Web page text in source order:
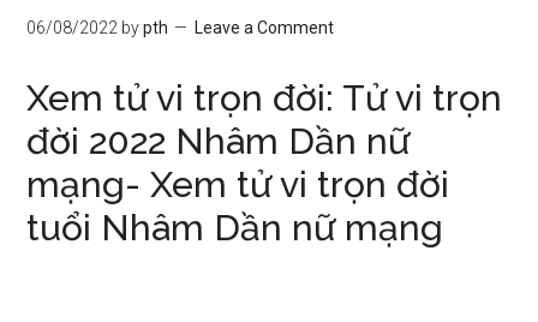
06/08/2022 bypth Leave a Comment
Xem tử vi trọn đời: Tử vi trọn
đời 2022 Nhâm Dần nữ
mạng- Xem tử vi trọn đời
tuổi Nhâm Dần nữ mạng